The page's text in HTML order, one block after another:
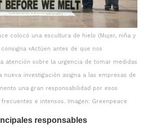
colocó una escultura de hielo (Mujer, niña y
«Actúen antes de que nos
atención sobre la urgencia de tomar medidas
nueva investigación asigna a las empresas de
una gran responsabilidad por esos
e intensos. Imagen: Greenpeace
responsables